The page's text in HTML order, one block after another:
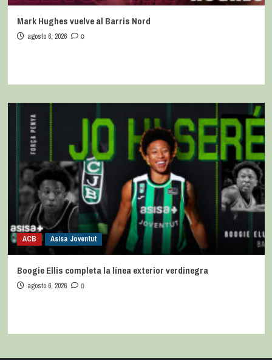
Mark Hughes vuelve al Barris Nord
agosto 6, 2026 0
ACB Asisa Joventut
Boogie Ellis completa la línea exterior verdinegra
agosto 6, 2026 0